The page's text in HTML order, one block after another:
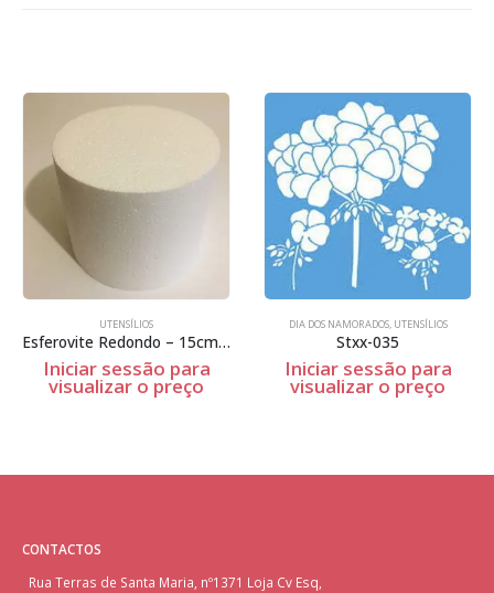
UTENSÍLIOS
Esferovite Redondo – 15cm Espessura
Iniciar sessão para
visualizar o preço
DIA DOS NAMORADOS, UTENSÍLIOS
Stxx-035
Iniciar sessão para
visualizar o preço
CONTACTOS
Rua Terras de Santa Maria, nº1371 Loja Cv Esq,